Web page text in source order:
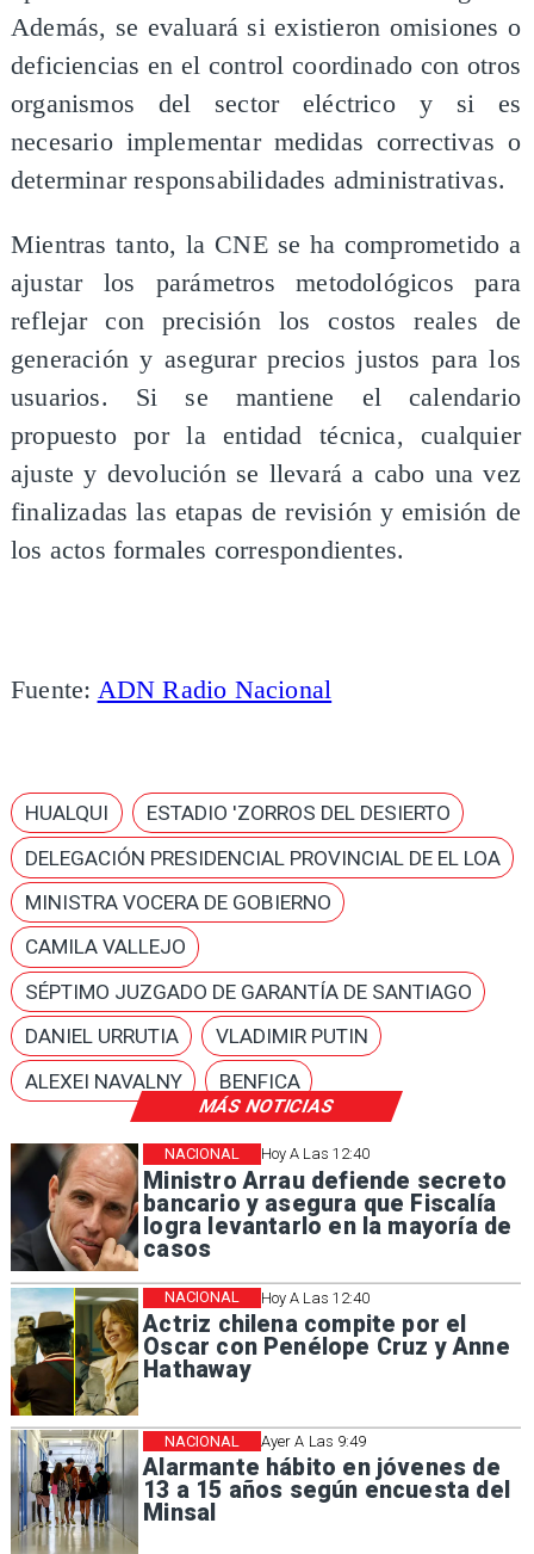
MÁS NOTICIAS
Hoy A Las 12:40
Ministro Arrau defiende secreto
bancario y asegura que Fiscalía
logra levantarlo en la mayoría de
casos
NACIONAL
Hoy A Las 12:40
Actriz chilena compite por el
Oscar con Penélope Cruz y Anne
Hathaway
NACIONAL
Ayer A Las 9:49
Alarmante hábito en jóvenes de
13 a 15 años según encuesta del
Minsal
NACIONAL
Además, se evaluará si existieron omisiones o
deficiencias en el control coordinado con otros
organismos del sector eléctrico y si es
necesario implementar medidas correctivas o
determinar responsabilidades administrativas.
Mientras tanto, la CNE se ha comprometido a
ajustar los parámetros metodológicos para
reflejar con precisión los costos reales de
generación y asegurar precios justos para los
usuarios. Si se mantiene el calendario
propuesto por la entidad técnica, cualquier
ajuste y devolución se llevará a cabo una vez
finalizadas las etapas de revisión y emisión de
los actos formales correspondientes.
Fuente: ADN Radio Nacional
HUALQUI
ESTADIO 'ZORROS DEL DESIERTO
DELEGACIÓN PRESIDENCIAL PROVINCIAL DE EL LOA
MINISTRA VOCERA DE GOBIERNO
CAMILA VALLEJO
SÉPTIMO JUZGADO DE GARANTÍA DE SANTIAGO
DANIEL URRUTIA
VLADIMIR PUTIN
ALEXEI NAVALNY
BENFICA